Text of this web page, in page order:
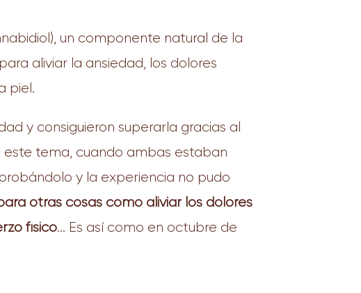
un componente natural de la
aliviar la ansiedad, los dolores
piel.
y consiguieron superarla gracias al
este tema, cuando ambas estaban
y la experiencia no pudo
otras cosas como aliviar los dolores
físico… Es así como en octubre de